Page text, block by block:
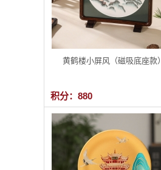
黄鹤楼小屏风（磁吸底座款）
积分：880